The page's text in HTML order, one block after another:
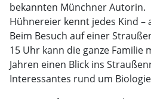
bekannten Münchner Autorin.
Hühnereier kennt jedes Kind –
Beim Besuch auf einer
15 Uhr kann die ganze Familie
Jahren einen Blick ins
Interessantes rund um